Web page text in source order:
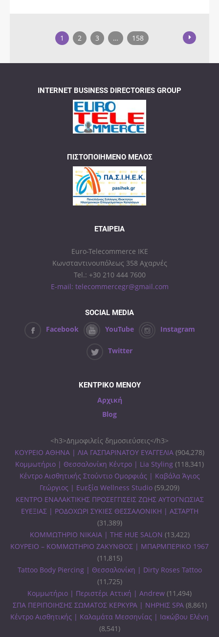
1 2 3 … 158
INTERNET BUSINESS DIRECTORIES GROUP
ΠΙΣΤΟΠΟΙΗΜΈΝΟ ΜΈΛΟΣ
ΕΤΑΙΡΕΊΑ
Euro-Telecommerce IKE
Κωνσταντινουπόλεως 358 Αχαρνές
Tel.: +30 210 444 7600
E-mail: telecommercegr@gmail.com
SOCIAL MEDIA
Facebook YouTube Instagram
Twitter
ΚΕΝΤΡΙΚΟ ΜΕΝΟΥ
Αρχική
Blog
<h3>Δημοφιλείς δημοσιεύσεις</h3>
ΚΟΥΡΕΙΟ ΑΘΗΝΑ | ΛΙΑ ΓΑΣΠΑΡΙΝΑΤΟΥ ΕΥΑΓΓΕΛΙΑ (904,278)
Κομμωτήριο | Θεσσαλονίκη Κέντρο | Lia Styling (118,341)
Κέντρο Αισθητικής Στούντιο Ομορφιάς | Καβάλα Άγιος
Γεώργιος | Ευεξία Wellness Studio (59,209)
ΚΕΝΤΡΟ ΕΝΑΛΑΚΤΙΚΗΣ ΠΡΟΣΕΓΓΙΣΕΙΣ ΖΩΗΣ ΑΥΤΟΓΝΩΣΙΑΣ
ΕΥΕΞΙΑΣ | ΡΟΔΟΧΩΡΙ ΣΥΚΙΕΣ ΘΕΣΣΑΛΟΝΙΚΗ | ΑΣΤΑΡΤΗ
(31,389)
ΚΟΜΜΩΤΗΡΙΟ ΝΙΚΑΙΑ | THE HUE SALON (13,422)
ΚΟΥΡΕΙΟ – ΚΟΜΜΩΤΗΡΙΟ ΖΑΚΥΝΘΟΣ | ΜΠΑΡΜΠΕΡΙΚΟ 1967
(11,815)
Tattoo Body Piercing | Θεσσαλονίκη | Dirty Roses Tattoo
(11,725)
Κομμωτήριο | Περιστέρι Αττική | Andrew (11,494)
ΣΠΑ ΠΕΡΙΠΟΙΗΣΗΣ ΣΩΜΑΤΟΣ ΚΕΡΚΥΡΑ | ΝΗΡΗΙΣ SPA (8,861)
Κέντρο Αισθητικής | Καλαμάτα Μεσσηνίας | Ιακώβου Ελένη
(8,541)